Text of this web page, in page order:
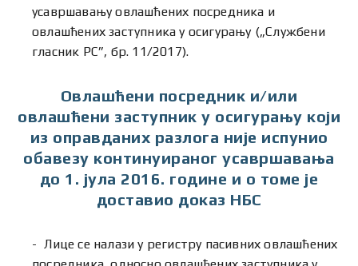
усавршавању овлашћених посредника и
овлашћених заступника у осигурању („Службени
гласник РС”, бр. 11/2017).
Овлашћени посредник и/или
овлашћени заступник у осигурању који
из оправданих разлога није испунио
обавезу континуираног усавршавања
до 1. јула 2016. године и о томе је
доставио доказ НБС
Лице се налази у регистру пасивних овлашћених